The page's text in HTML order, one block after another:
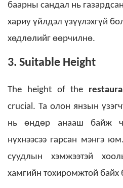
баарны сандал нь
хариу үйлдэл үзүүлэхгүй
хөдлөлийг өөрчилнө.
3. Suitable Height
The height of the
crucial. Та олон янзын
нь өндөр анааш байж
нүхнээсээ гарсан мэнгэ
суудлын хэмжээтэй
хамгийн тохиромжтой байх